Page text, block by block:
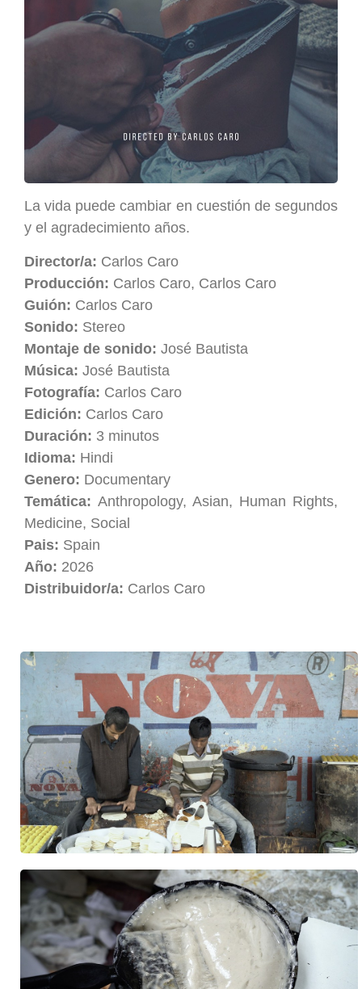
La vida puede cambiar en cuestión de segundos
y el agradecimiento años.
Director/a: Carlos Caro
Producción: Carlos Caro, Carlos Caro
Guión: Carlos Caro
Sonido: Stereo
Montaje de sonido: José Bautista
Música: José Bautista
Fotografía: Carlos Caro
Edición: Carlos Caro
Duración: 3 minutos
Idioma: Hindi
Genero: Documentary
Temática: Anthropology, Asian, Human Rights,
Medicine, Social
Pais: Spain
Año: 2026
Distribuidor/a: Carlos Caro